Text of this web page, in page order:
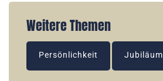
Weitere Themen
Persönlichkeit Jubiläum